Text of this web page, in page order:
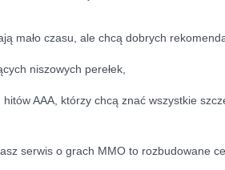
mało czasu, ale chcą dobrych
niszowych perełek,
AAA, którzy chcą znać wszystkie
serwis o grach MMO to rozbudowane